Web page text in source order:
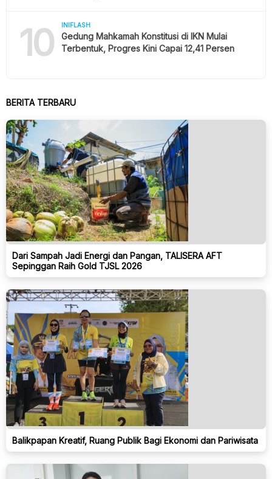
10 INIFLASH
Gedung Mahkamah Konstitusi di IKN Mulai
Terbentuk, Progres Kini Capai 12,41 Persen
BERITA TERBARU
Dari Sampah Jadi Energi dan Pangan, TALISERA AFT
Sepinggan Raih Gold TJSL 2026
Balikpapan Kreatif, Ruang Publik Bagi Ekonomi dan Pariwisata